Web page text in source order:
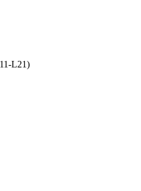
L21)